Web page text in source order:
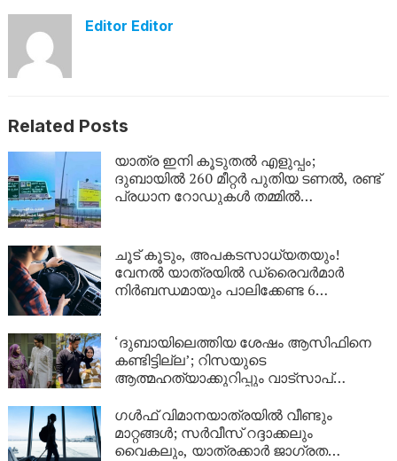
Editor Editor
Related Posts
യാത്ര ഇനി കൂടുതൽ എളുപ്പം;
ദുബായിൽ 260 മീറ്റർ പുതിയ ടണൽ, രണ്ട്
പ്രധാന റോഡുകൾ തമ്മിൽ
ചൂട് കൂടും, അപകടസാധ്യതയും!
വേനൽ യാത്രയിൽ ഡ്രൈവർമാർ
നിർബന്ധമായും പാലിക്കേണ്ട 6
‘ദുബായിലെത്തിയ ശേഷം ആസിഫിനെ
കണ്ടിട്ടില്ല’; റിസയുടെ
ആത്മഹത്യാക്കുറിപ്പും വാട്സാപ്
പൊലീസിന്റെ നീക്കം എന്ത്?
ഗൾഫ് വിമാനയാത്രയിൽ വീണ്ടും
മാറ്റങ്ങൾ; സർവീസ് റദ്ദാക്കലും
വൈകലും, യാത്രക്കാർ ജാഗ്രത